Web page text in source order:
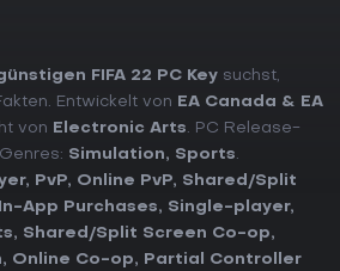
FIFA 22 PC Key suchst,
Entwickelt von
EA Canada & EA
von Electronic Arts. PC Release-
Simulation, Sports.
, PvP, Online PvP, Shared/Split
In-App Purchases, Single-player,
, Shared/Split Screen Co-op,
, Online Co-op, Partial Controller